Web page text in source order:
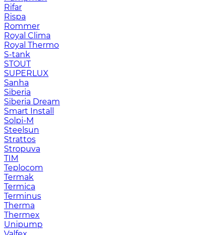
Rifar
Rispa
Rommer
Royal Clima
Royal Thermo
S-tank
STOUT
SUPERLUX
Sanha
Siberia
Siberia Dream
Smart Install
Solpi-M
Steelsun
Strattos
Stropuva
TIM
Teplocom
Termak
Termica
Terminus
Therma
Thermex
Unipump